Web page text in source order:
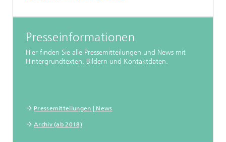
Presseinformationen
Hier finden Sie alle Pressemitteilungen und News mit
Hintergrundtexten, Bildern und Kontaktdaten.
Pressemitteilungen | News
Archiv (ab 2018)